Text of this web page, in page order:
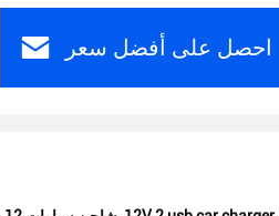
احصل على أفضل سعر